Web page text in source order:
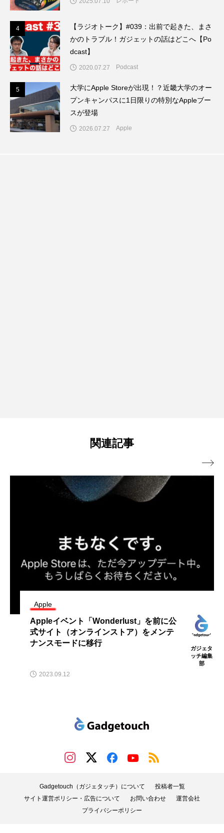
4
【ラジオトーク】#039：出前で起きた、まさ
かのトラブル！ガジェットの話はどこへ【Po
dcast】
2020.07.27 Podcast
5
大学にApple Storeが出現！？近畿大学のオー
プンキャンパスに1日限りの特別なAppleブー
スが登場
2026.07.27 Apple
関連記事
Apple
Appleイベント「Wonderlust」を前に公
式サイト（オンラインストア）をメンテ
ナンスモードに移行
ガジェタ
ッチ編集
部
2023.09.12

Gadgetouch（ガジェタッチ）について
投稿者一覧
サイト運営ポリシー・広告について
お問い合わせ
運営会社
プライバシーポリシー